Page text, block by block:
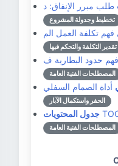
تخطيط وجدولة المشروع
تقدير التكلفة والتحكم فيها
المصطلحات الفنية العامة
الحفر واستكمال الآبار
جدول المحتويات
المصطلحات الفنية العامة